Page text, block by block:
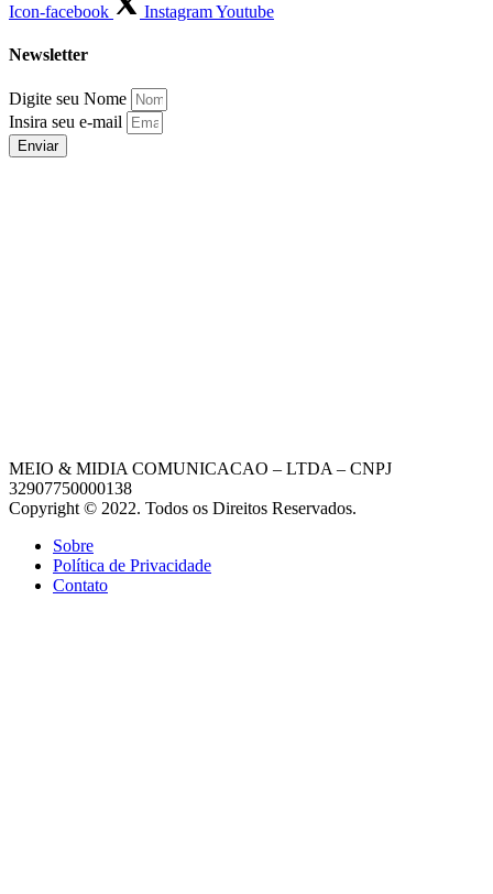
Icon-facebook InstagramYoutube
Newsletter
Digite seu Nome
Insira seu e-mail
Enviar
MEIO & MIDIA COMUNICACAO – LTDA – CNPJ
32907750000138
Copyright © 2022. Todos os Direitos Reservados.
Sobre
Política de Privacidade
Contato